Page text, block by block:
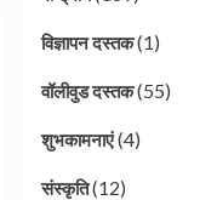
विज्ञापन दस्तक(1)
वॉलीवुड दस्तक(55)
शुभकामनाएं(4)
संस्कृति(12)